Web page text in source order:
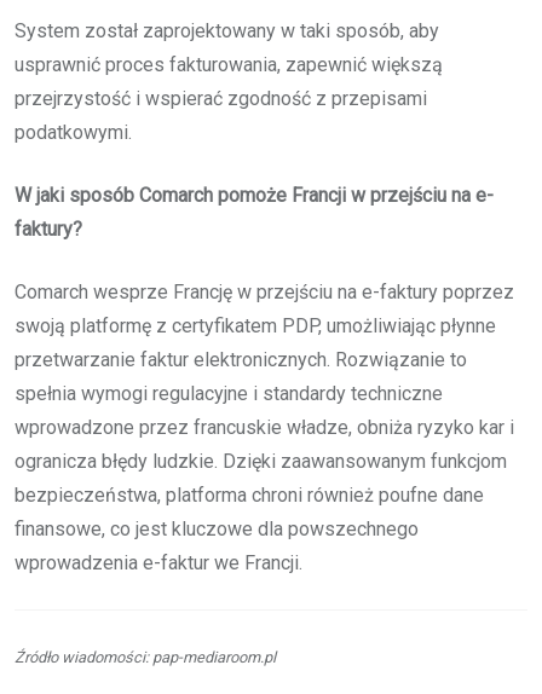
System został zaprojektowany w taki sposób, aby
usprawnić proces fakturowania, zapewnić większą
przejrzystość i wspierać zgodność z przepisami
podatkowymi.
W jaki sposób Comarch pomoże Francji w przejściu na e-
faktury?
Comarch wesprze Francję w przejściu na e-faktury poprzez
swoją platformę z certyfikatem PDP, umożliwiając płynne
przetwarzanie faktur elektronicznych. Rozwiązanie to
spełnia wymogi regulacyjne i standardy techniczne
wprowadzone przez francuskie władze, obniża ryzyko kar i
ogranicza błędy ludzkie. Dzięki zaawansowanym funkcjom
bezpieczeństwa, platforma chroni również poufne dane
finansowe, co jest kluczowe dla powszechnego
wprowadzenia e-faktur we Francji.
Źródło wiadomości: pap-mediaroom.pl